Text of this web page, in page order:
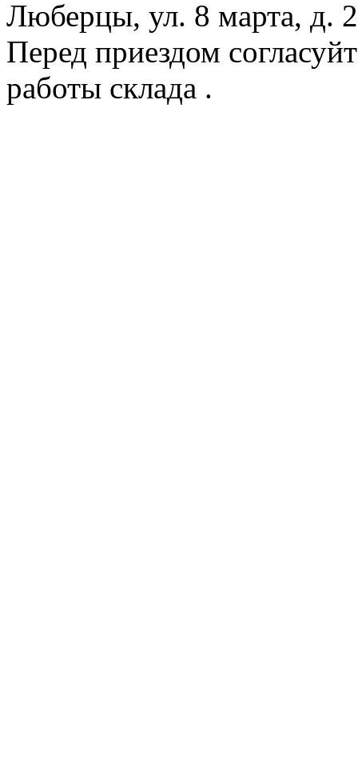
Люберцы, ул. 8 марта, д.
Перед приездом
работы склада .